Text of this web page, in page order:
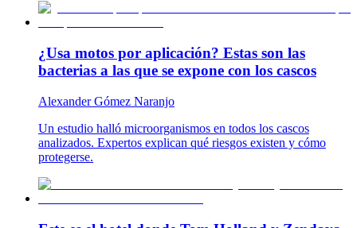
¿Usa motos por aplicación? Estas son las
bacterias a las que se expone con los cascos
Alexander Gómez Naranjo
Un estudio halló microorganismos en todos los cascos
analizados. Expertos explican qué riesgos existen y cómo
protegerse.